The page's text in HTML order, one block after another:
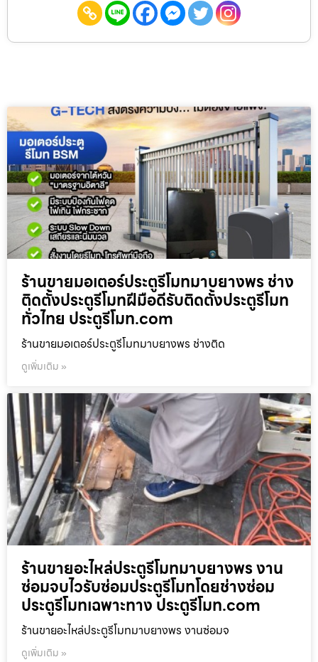
ร้านขายมอเตอร์ประตูรีโมทมาบยางพร ช่าง
ติดตั้งประตูรีโมทฝีมือดีรับติดตั้งประตูรีโมท
ทั่วไทย ประตูรีโมท.com
ร้านขายมอเตอร์ประตูรีโมทมาบยางพร ช่างติด
ดูเพิ่มเติม »
ร้านขายอะไหล่ประตูรีโมทมาบยางพร งาน
ซ่อมจบไวรับซ่อมประตูรีโมทโดยช่างซ่อม
ประตูรีโมทเฉพาะทาง ประตูรีโมท.com
ร้านขายอะไหล่ประตูรีโมทมาบยางพร งานซ่อมจ
ดูเพิ่มเติม »